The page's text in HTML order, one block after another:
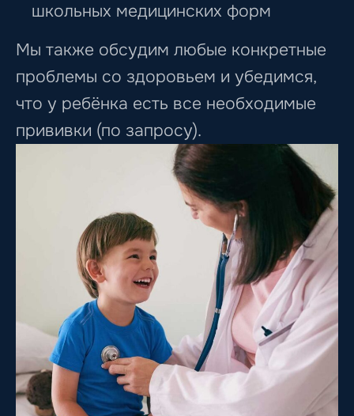
школьных медицинских форм
Мы также обсудим любые конкретные
проблемы со здоровьем и убедимся,
что у ребёнка есть все необходимые
прививки (по запросу).